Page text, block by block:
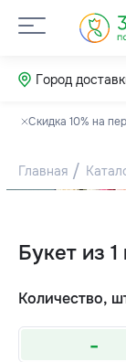
Город
Скидка 10% на
Главная
Букет из
Количество,
-